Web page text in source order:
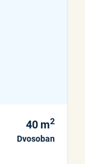
40 m2
Dvosoban